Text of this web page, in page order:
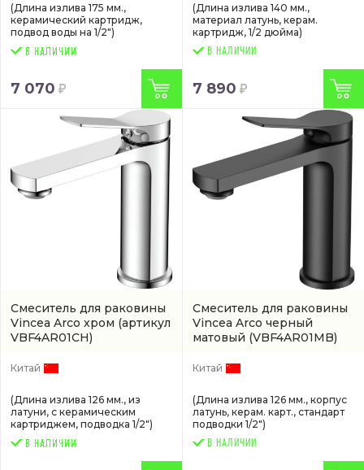
(Длина излива 175 мм.,
керамический картридж,
подвод воды на 1/2")
7 070
(Длина излива 140 мм.,
материал латунь, керам.
картридж, 1/2 дюйма)
В НАЛИЧИИ
7 890
Смеситель для раковины
Vincea Arco хром (артикул
VBF4AR01CH)
Китай
(Длина излива 126 мм., из
латуни, с керамическим
картриджем, подводка 1/2")
Смеситель для раковины
Vincea Arco черный
матовый (VBF4AR01MB)
Китай
(Длина излива 126 мм., корпус
латунь, керам. карт., стандарт
подводки 1/2")
В НАЛИЧИИ